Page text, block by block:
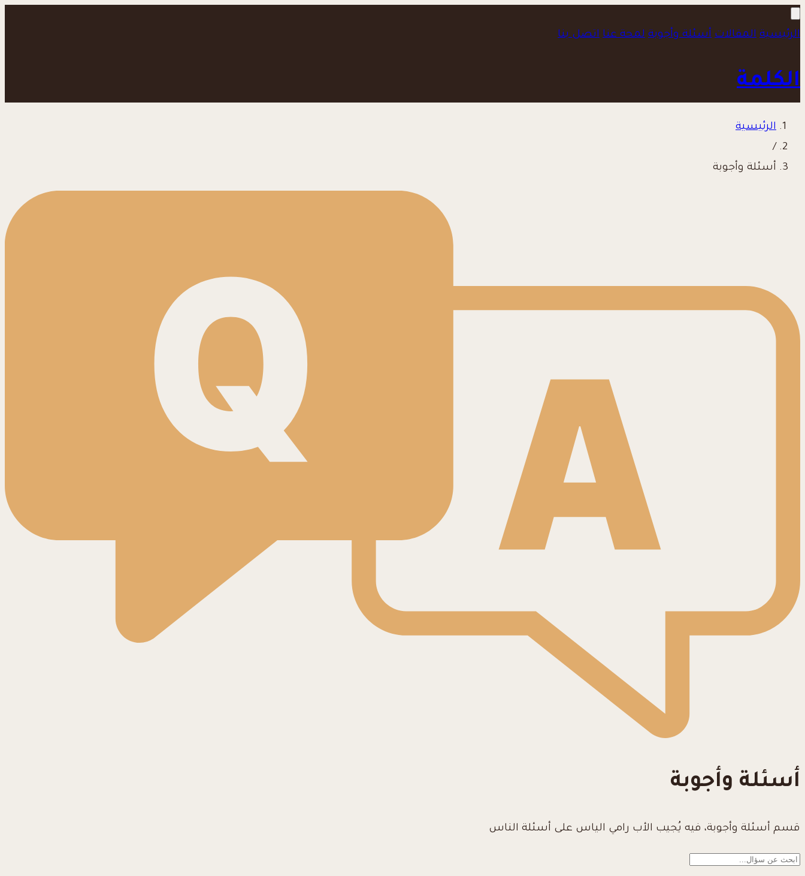
الرئيسية المقالات أسئلة وأجوبة لمحة عنا اتصل بنا
الكلمة
الرئيسية
/
أسئلة وأجوبة
أسئلة وأجوبة
قسم أسئلة وأجوبة، فيه يُجيب الأب رامي الياس على أسئلة الناس